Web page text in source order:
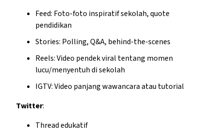
Feed: Foto-foto inspiratif sekolah, quote
pendidikan
Stories: Polling, Q&A, behind-the-scenes
Reels: Video pendek viral tentang momen
lucu/menyentuh di sekolah
IGTV: Video panjang wawancara atau tutorial
Twitter:
Thread edukatif